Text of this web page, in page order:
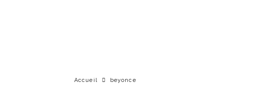
Accueil beyonce